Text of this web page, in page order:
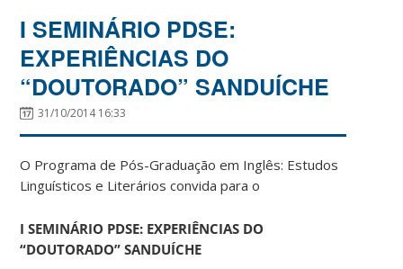
I SEMINÁRIO PDSE:
EXPERIÊNCIAS DO
“DOUTORADO” SANDUÍCHE
31/10/2014 16:33
O Programa de Pós-Graduação em Inglês: Estudos
Linguísticos e Literários convida para o
I SEMINÁRIO PDSE: EXPERIÊNCIAS DO
“DOUTORADO” SANDUÍCHE